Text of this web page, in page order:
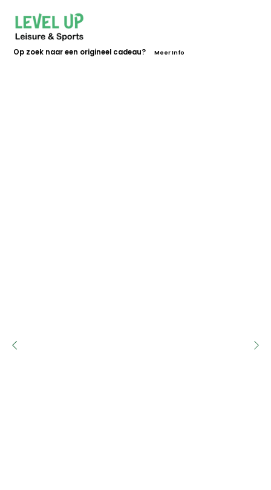
Op zoek naar een origineel cadeau? Meer Info